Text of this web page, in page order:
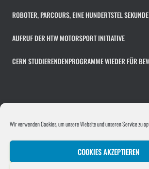
Wir verwenden Cookies, um unsere Website und unseren Service zu
COOKIES AKZEPTIEREN
ROBOTER, PARCOURS, EINE HUNDERTSTEL SEKUNDE
AUFRUF DER HTW MOTORSPORT INITIATIVE
CERN STUDIERENDENPROGRAMME WIEDER FÜR